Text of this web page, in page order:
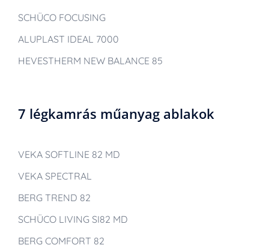
SCHÜCO FOCUSING
ALUPLAST IDEAL 7000
HEVESTHERM NEW BALANCE 85
7 légkamrás műanyag ablakok
VEKA SOFTLINE 82 MD
VEKA SPECTRAL
BERG TREND 82
SCHÜCO LIVING SI82 MD
BERG COMFORT 82